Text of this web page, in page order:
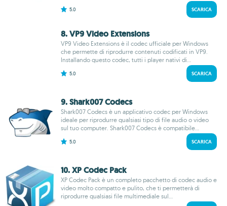
5.0 SCARICA
8. VP9 Video Extensions
VP9 Video Extensions è il codec ufficiale per Windows
che permette di riprodurre contenuti codificati in VP9.
Installando questo codec, tutti i player nativi di...
5.0 SCARICA
9. Shark007 Codecs
Shark007 Codecs è un applicativo codec per Windows
ideale per riprodurre qualsiasi tipo di file audio o video
sul tuo computer. Shark007 Codecs è compatibile...
5.0 SCARICA
10. XP Codec Pack
XP Codec Pack è un completo pacchetto di codec audio e
video molto compatto e pulito, che ti permetterà di
riprodurre qualsiasi file multimediale sul...